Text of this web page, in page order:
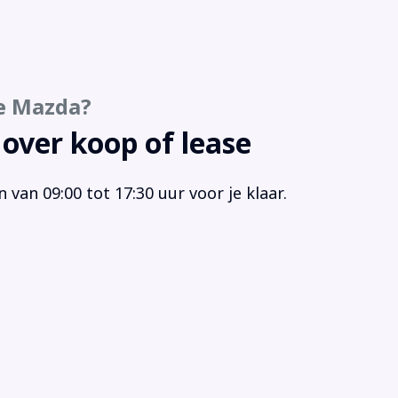
lak
voor
stuurwiel
Mazda?
koop of lease
van 09:00 tot 17:30 uur voor je klaar.